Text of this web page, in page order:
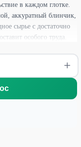
в каждом глотке.
аккуратный блинчик,
сырье с достаточно
особого труда.
жгутики, сохраняя
однородное и чистое, с
черенков. Аромат
с ореховыми и
округлый,
– все это весьма
благородством и